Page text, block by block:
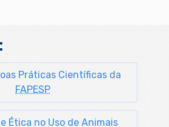
Práticas Científicas da
FAPESP
Ética no Uso de Animais